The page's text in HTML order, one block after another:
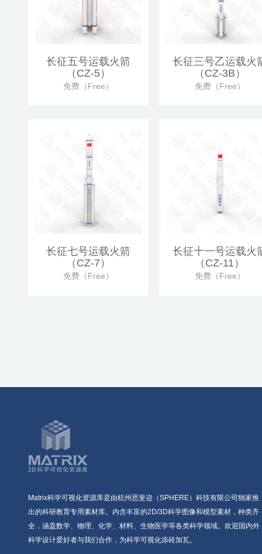
长征五号运载火箭
（CZ-5）
免费（Free）
长征三号乙运载火
（CZ-3B）
免费（Free）
长征七号运载火箭
（CZ-7）
免费（Free）
长征十一号运载火
（CZ-11）
免费（Free）
Matrix科学可视化资源库是由杭州思斐迩（SPHERE）科技有限公司独家推
出的科研教育专用素材库。内含丰富的2D/3D科学图像和模型素材，种类齐
全，涵盖数学、物理、化学、材料、生物医学等各类科学领域。欢迎国内外
科学设计爱好者与我们合作，为科学可视化添砖加瓦。